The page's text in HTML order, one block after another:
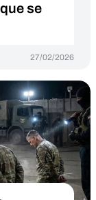
se
27/02/2026